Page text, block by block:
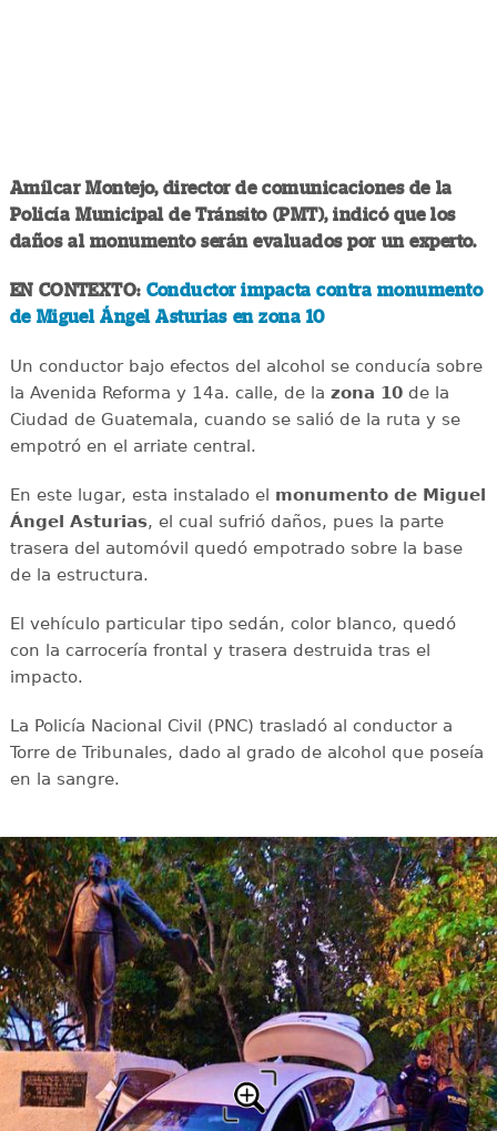
Amílcar Montejo, director de comunicaciones de la
Policía Municipal de Tránsito (PMT), indicó que los
daños al monumento serán evaluados por un experto.
EN CONTEXTO: Conductor impacta contra monumento
de Miguel Ángel Asturias en zona 10
Un conductor bajo efectos del alcohol se conducía sobre
la Avenida Reforma y 14a. calle, de la zona 10de la
Ciudad de Guatemala, cuando se salió de la ruta y se
empotró en el arriate central.
En este lugar, esta instalado el monumento de Miguel
Ángel Asturias, el cual sufrió daños, pues la parte
trasera del automóvil quedó empotrado sobre la base
de la estructura.
El vehículo particular tipo sedán, color blanco, quedó
con la carrocería frontal y trasera destruida tras el
impacto.
La Policía Nacional Civil (PNC) trasladó al conductor a
Torre de Tribunales, dado al grado de alcohol que poseía
en la sangre.